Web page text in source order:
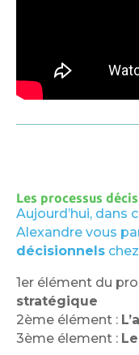
Les processus
Aujourd’hui, dans
Alexandre vous
décisionnels chez
1er élément du
stratégique
2ème élément :
3ème élement :